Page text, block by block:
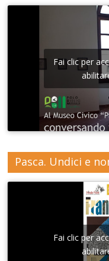
Fai clic per
Pasca. Undici e
Fai clic per